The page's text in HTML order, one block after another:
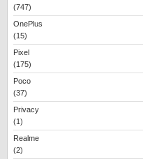
(747)
OnePlus
(15)
Pixel
(175)
Poco
(37)
Privacy
(1)
Realme
(2)